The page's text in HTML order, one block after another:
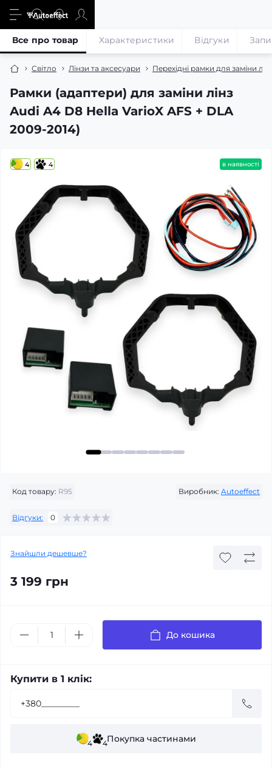
Світло Лінзи та аксесуари Перехідні рамки для заміни
Рамки (адаптери) для заміни лінз
Audi A4 D8 Hella VarioX AFS + DLA
2009-2014)
Все про товар Характеристики Відгуки
4 4 в наявності
Код товару: R95 Виробник: Autoeffect
Відгуки: 0
Знайшли дешевше?
3 199 грн
До кошика
Купити в 1 клік:
4 4Покупка частинами